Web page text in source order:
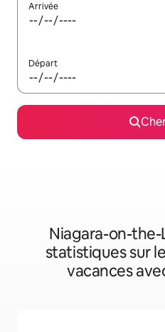
Arrivée
Départ
Niagara-on-
statistiques sur
vacances